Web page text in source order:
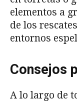
elementos a
de los
entornos
Consejos
A lo largo de